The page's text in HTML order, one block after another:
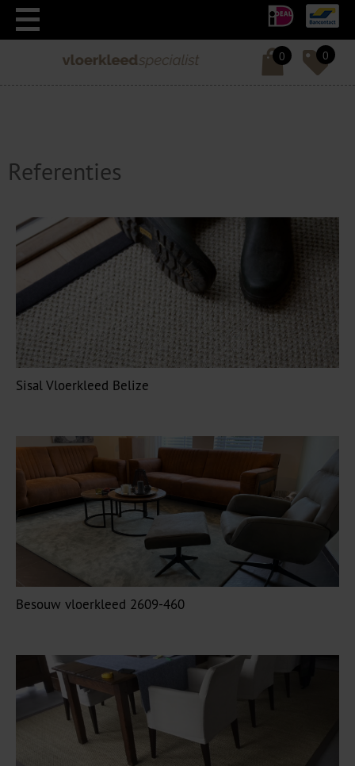
0 0
Referenties
Sisal Vloerkleed Belize
Besouw vloerkleed 2609-460